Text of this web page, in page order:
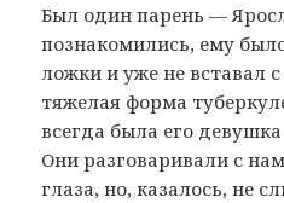
Был один парень —
познакомились, ему
ложки и уже не вставал
тяжелая форма
всегда была его
Они разговаривали с
глаза, но, казалось, не